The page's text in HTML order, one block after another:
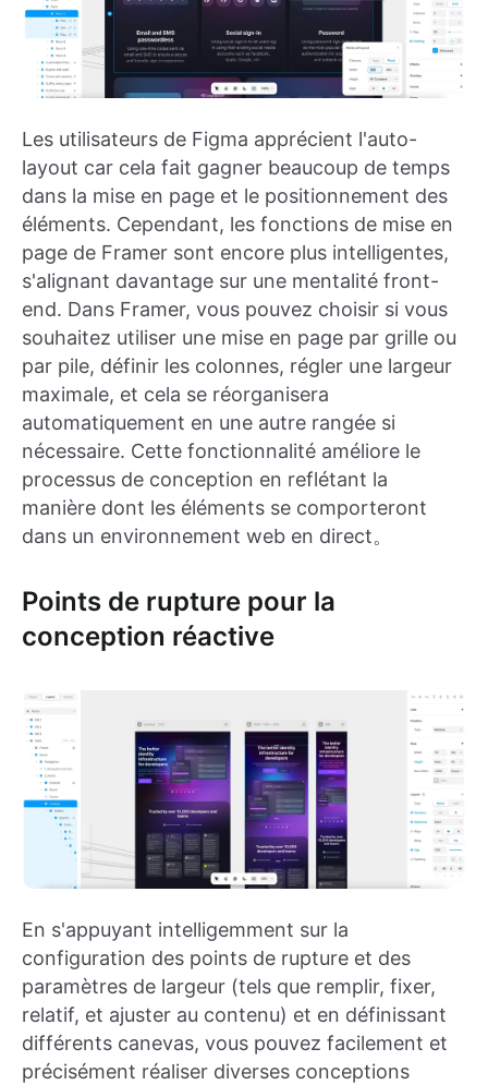
Les utilisateurs de Figma apprécient l'auto-
layout car cela fait gagner beaucoup de temps
dans la mise en page et le positionnement des
éléments. Cependant, les fonctions de mise en
page de Framer sont encore plus intelligentes,
s'alignant davantage sur une mentalité front-
end. Dans Framer, vous pouvez choisir si vous
souhaitez utiliser une mise en page par grille ou
par pile, définir les colonnes, régler une largeur
maximale, et cela se réorganisera
automatiquement en une autre rangée si
nécessaire. Cette fonctionnalité améliore le
processus de conception en reflétant la
manière dont les éléments se comporteront
dans un environnement web en direct。
Points de rupture pour la
conception réactive
En s'appuyant intelligemment sur la
configuration des points de rupture et des
paramètres de largeur (tels que remplir, fixer,
relatif, et ajuster au contenu) et en définissant
différents canevas, vous pouvez facilement et
précisément réaliser diverses conceptions